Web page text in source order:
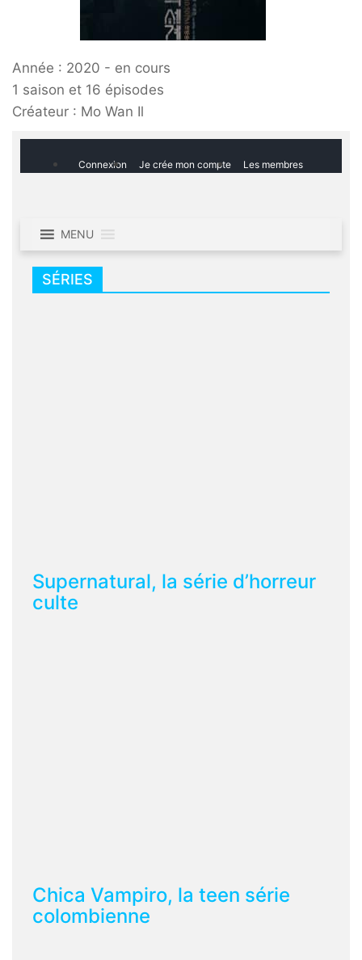
Année : 2020 - en cours
1 saison et 16 épisodes
Créateur : Mo Wan Il
Skip to navigation
Skip to content
Connexion Je crée mon compte Les membres
MENU
SÉRIES
Supernatural, la série d’horreur
culte
Chica Vampiro, la teen série
colombienne